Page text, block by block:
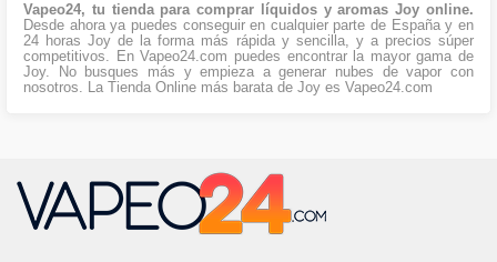
Vapeo24, tu tienda para comprar líquidos y aromas Joy online.
Desde ahora ya puedes conseguir en cualquier parte de España y en
24 horas Joy de la forma más rápida y sencilla, y a precios súper
competitivos. En Vapeo24.com puedes encontrar la mayor gama de
Joy. No busques más y empieza a generar nubes de vapor con
nosotros. La Tienda Online más barata de Joy es Vapeo24.com